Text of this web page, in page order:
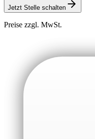
Jetzt Stelle schalten
Preise zzgl. MwSt.